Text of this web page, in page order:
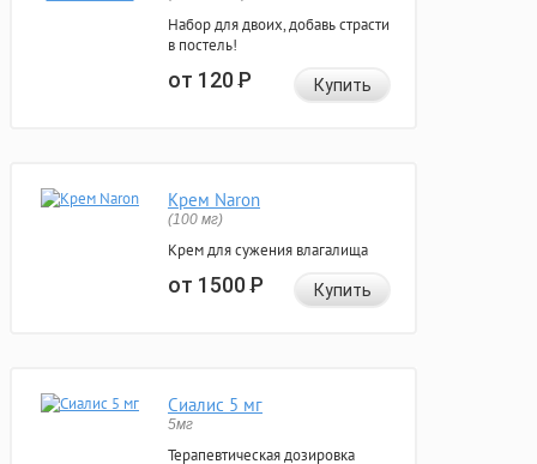
Набор для двоих, добавь страсти
в постель!
от 120Р Купить
Крем Naron
(100 мг)
Крем для сужения влагалища
от 1500Р Купить
Сиалис 5 мг
5мг
Терапевтическая дозировка